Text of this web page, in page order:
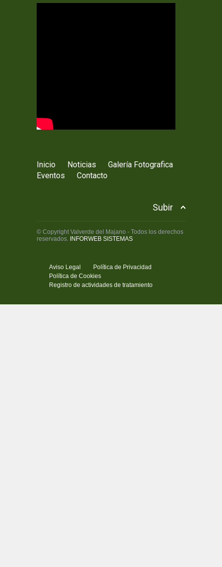
Inicio Noticias
Galería Fotografica
Eventos
Contacto
Subir
© Copyright Valverde del Majano - Todos los derechos
reservados. INFORWEB SISTEMAS
Aviso Legal
Política de Privacidad
Política de Cookies
Registro de actividades de tratamiento